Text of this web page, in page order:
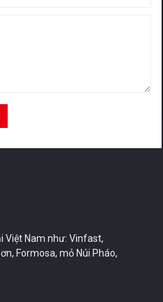
Việt Nam như: Vinfast,
Formosa, mỏ Núi Pháo,